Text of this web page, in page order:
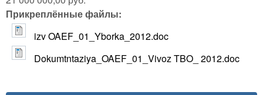
Прикреплённые файлы:
izv OAEF_01_Yborka_2012.doc
Dokumtntaziya_OAEF_01_Vivoz TBO_ 2012.doc